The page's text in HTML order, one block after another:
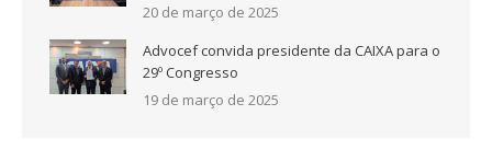
20 de março de 2025
Advocef convida presidente da CAIXA para o
29º Congresso
19 de março de 2025